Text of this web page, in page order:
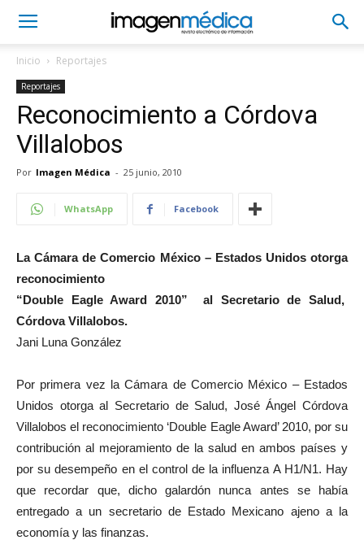
Inicio Reportajes
Reportajes
Reconocimiento a Córdova
Villalobos
Por Imagen Médica - 25 junio, 2010
WhatsApp Facebook
La Cámara de Comercio México – Estados Unidos otorga
reconocimiento
“Double Eagle Award 2010” al Secretario de Salud,
Córdova Villalobos.
Jani Luna González
Por primera vez la Cámara de Comercio México – Estados
Unidos otorga al Secretario de Salud, José Ángel Córdova
Villalobos el reconocimiento ‘Double Eagle Award’ 2010, por su
contribución al mejoramiento de la salud en ambos países y
por su desempeño en el control de la influenza A H1/N1. Hay
que recordar que, dicho galardón nunca antes se había
entregado a un secretario de Estado Mexicano ajeno a la
economía y las finanzas.